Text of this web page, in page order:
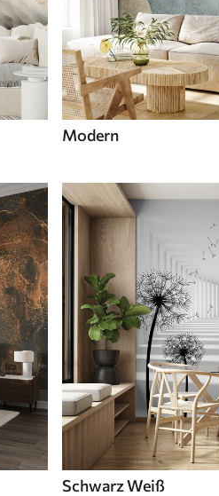
Modern
Schwarz Weiß